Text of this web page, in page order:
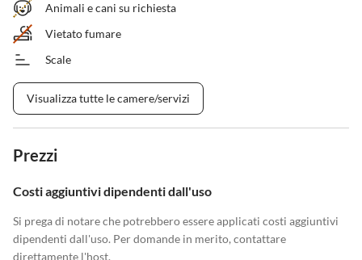
Animali e cani su richiesta
Vietato fumare
Scale
Visualizza tutte le camere/servizi
Prezzi
Costi aggiuntivi dipendenti dall'uso
Si prega di notare che potrebbero essere applicati costi aggiuntivi
dipendenti dall'uso. Per domande in merito, contattare
direttamente l'host.